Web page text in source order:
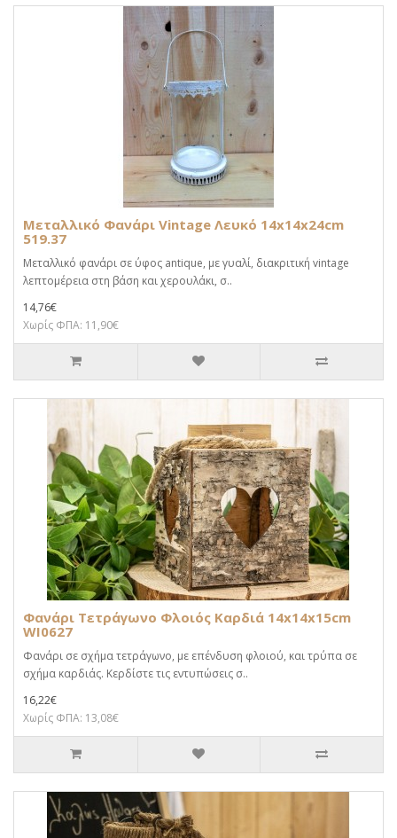
Μεταλλικό Φανάρι Vintage Λευκό 14x14x24cm
519.37
Μεταλλικό φανάρι σε ύφος antique, με γυαλί, διακριτική vintage
λεπτομέρεια στη βάση και χερουλάκι, σ..
14,76€
Χωρίς ΦΠΑ: 11,90€
Φανάρι Τετράγωνο Φλοιός Καρδιά 14x14x15cm
WI0627
Φανάρι σε σχήμα τετράγωνο, με επένδυση φλοιού, και τρύπα σε
σχήμα καρδιάς. Κερδίστε τις εντυπώσεις σ..
16,22€
Χωρίς ΦΠΑ: 13,08€